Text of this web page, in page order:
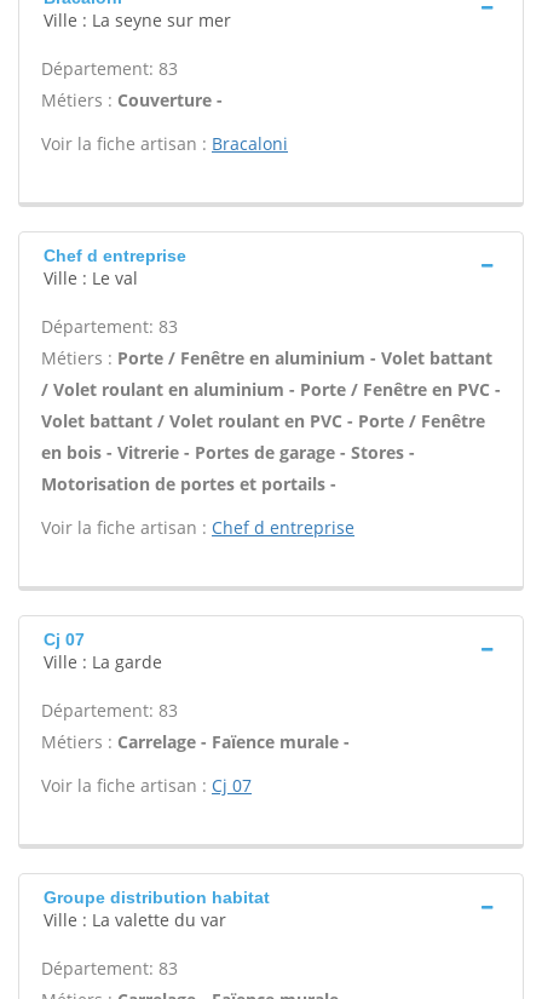
Ville : La seyne sur mer
Département: 83
Métiers : Couverture -
Voir la fiche artisan : Bracaloni
Chef d entreprise
Ville : Le val
Département: 83
Métiers : Porte / Fenêtre en aluminium - Volet battant
/ Volet roulant en aluminium - Porte / Fenêtre en PVC -
Volet battant / Volet roulant en PVC - Porte / Fenêtre
en bois - Vitrerie - Portes de garage - Stores -
Motorisation de portes et portails -
Voir la fiche artisan : Chef d entreprise
Cj 07
Ville : La garde
Département: 83
Métiers : Carrelage - Faïence murale -
Voir la fiche artisan : Cj 07
Groupe distribution habitat
Ville : La valette du var
Département: 83